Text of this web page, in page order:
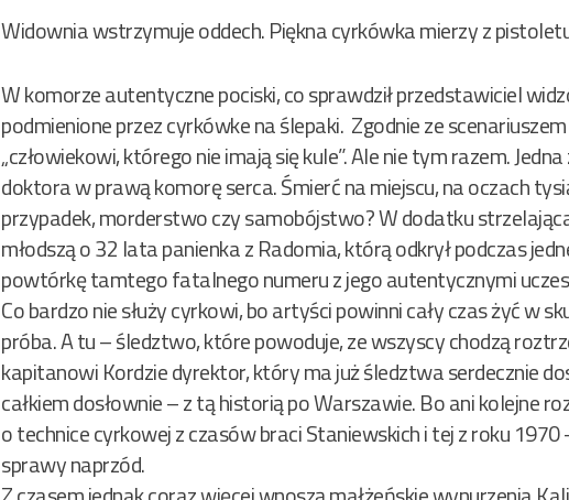
Widownia wstrzymuje oddech. Piękna cyrkówka mierzy z
W komorze autentyczne pociski, co sprawdził przedstawiciel
podmienione przez cyrkówke na ślepaki. Zgodnie ze
„człowiekowi, którego nie imają się kule”. Ale nie tym razem.
doktora w prawą komorę serca. Śmierć na miejscu, na oczach
przypadek, morderstwo czy samobójstwo? W dodatku
młodszą o 32 lata panienka z Radomia, którą odkrył podczas
powtórkę tamtego fatalnego numeru z jego autentycznymi
Co bardzo nie służy cyrkowi, bo artyści powinni cały czas żyć w
próba. A tu – śledztwo, które powoduje, ze wszyscy chodzą
kapitanowi Kordzie dyrektor, który ma już śledztwa serdecznie
całkiem dosłownie – z tą historią po Warszawie. Bo ani kolejne
o technice cyrkowej z czasów braci Staniewskich i tej z roku
sprawy naprzód.